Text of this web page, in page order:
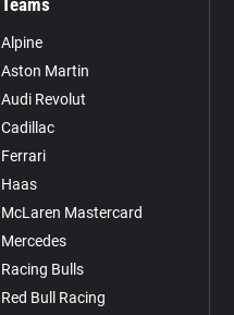
Alpine
Aston Martin
Audi Revolut
Cadillac
Ferrari
Haas
McLaren Mastercard
Mercedes
Racing Bulls
Red Bull Racing